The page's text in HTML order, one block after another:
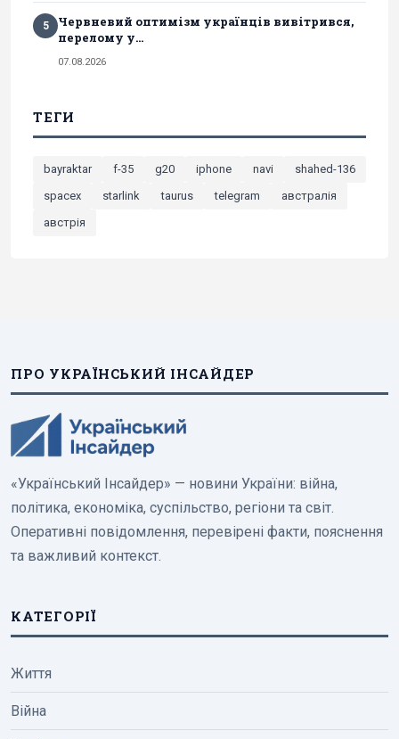
5
Червневий оптимізм українців вивітрився,
перелому у...
07.08.2026
ТЕГИ
bayraktar f-35 g20 iphone navi
shahed-136
spacex
starlink taurus telegram
австралія
австрія
ПРО УКРАЇНСЬКИЙ ІНСАЙДЕР
«Український Інсайдер» — новини України: війна,
політика, економіка, суспільство, регіони та світ.
Оперативні повідомлення, перевірені факти, пояснення
та важливий контекст.
КАТЕГОРІЇ
Життя
Війна